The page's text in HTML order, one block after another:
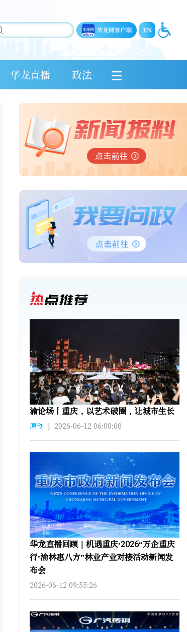
华龙直播 政法
渝论场丨重庆，以艺术破圈，让城市生长
原创 | 2026-06-12 06:00:00
华龙直播回顾｜机遇重庆·2026“万企重庆
行·渝林惠八方”林业产业对接活动新闻发
布会
2026-06-12 09:55:26